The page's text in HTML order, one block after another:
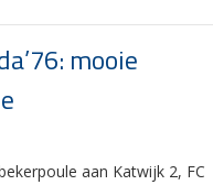
mooie
aan Katwijk 2, FC